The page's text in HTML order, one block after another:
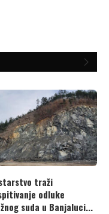
traži
odluke
suda u Banjaluci...